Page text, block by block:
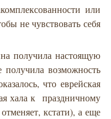
или
не чувствовать себя
получила настоящую
возможность
что еврейская
хала к праздничному
кстати), а еще